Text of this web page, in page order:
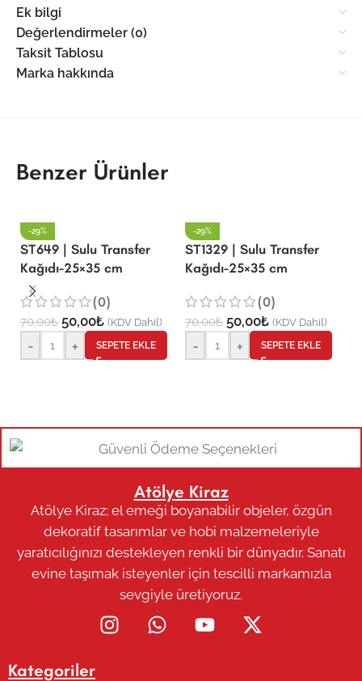
Ek bilgi
Değerlendirmeler (0)
Taksit Tablosu
Marka hakkında
Benzer Ürünler
-29%
ST649 | Sulu Transfer
Kağıdı-25×35 cm
(0)
70,00₺ 50,00₺ (KDV Dahil)
- + SEPETE EKLE
-29%
ST1329 | Sulu Transfer
Kağıdı-25×35 cm
(0)
70,00₺ 50,00₺ (KDV Dahil)
- + SEPETE EKLE
Atölye Kiraz
Atölye Kiraz; el emeği boyanabilir objeler, özgün
dekoratif tasarımlar ve hobi malzemeleriyle
yaratıcılığınızı destekleyen renkli bir dünyadır. Sanatı
evine taşımak isteyenler için tescilli markamızla
sevgiyle üretiyoruz.
Kategoriler